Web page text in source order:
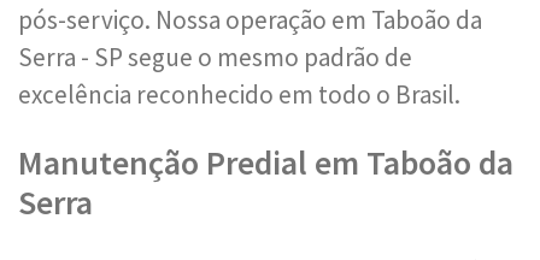
pós-serviço. Nossa operação em Taboão da
Serra - SP segue o mesmo padrão de
excelência reconhecido em todo o Brasil.
Manutenção Predial em Taboão da
Serra